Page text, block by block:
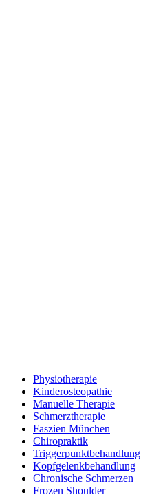
Physiotherapie
Kinderosteopathie
Manuelle Therapie
Schmerztherapie
Faszien München
Chiropraktik
Triggerpunktbehandlung
Kopfgelenkbehandlung
Chronische Schmerzen
Frozen Shoulder